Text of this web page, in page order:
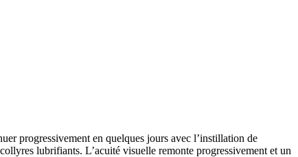
progressivement en quelques jours avec l’instillation de
lubrifiants. L’acuité visuelle remonte progressivement et un